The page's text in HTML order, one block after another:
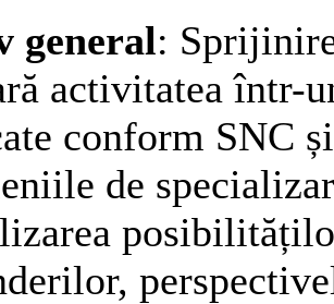
general:
activitatea într-
conform SNC
de